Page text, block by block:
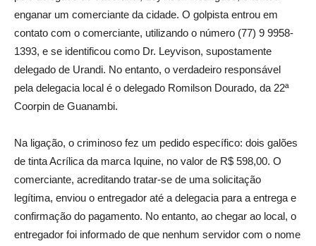
enganar um comerciante da cidade. O golpista entrou em
contato com o comerciante, utilizando o número (77) 9 9958-
1393, e se identificou como Dr. Leyvison, supostamente
delegado de Urandi. No entanto, o verdadeiro responsável
pela delegacia local é o delegado Romilson Dourado, da 22ª
Coorpin de Guanambi.
Na ligação, o criminoso fez um pedido específico: dois galões
de tinta Acrílica da marca Iquine, no valor de R$ 598,00. O
comerciante, acreditando tratar-se de uma solicitação
legítima, enviou o entregador até a delegacia para a entrega e
confirmação do pagamento. No entanto, ao chegar ao local, o
entregador foi informado de que nenhum servidor com o nome